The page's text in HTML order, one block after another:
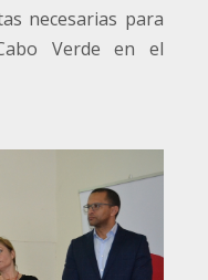
necesarias para
Verde en el